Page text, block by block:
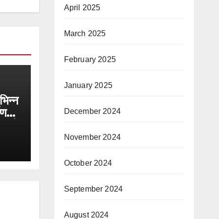
April 2025
March 2025
February 2025
January 2025
December 2024
November 2024
October 2024
September 2024
August 2024